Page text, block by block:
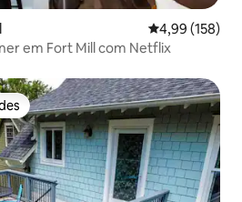
4,99 de uma
4,99 (158)
em Fort Mill com Netflix
dos hóspedes